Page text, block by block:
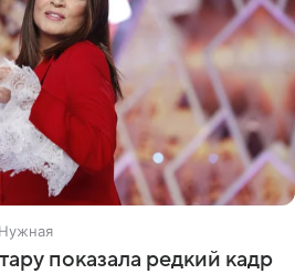
показала редкий кадр